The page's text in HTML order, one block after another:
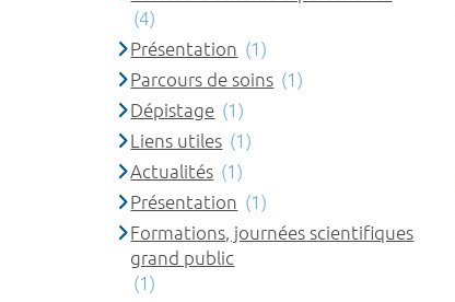
(4)
Présentation (1)
Parcours de soins (1)
Dépistage (1)
Liens utiles (1)
Actualités (1)
Présentation (1)
Formations, journées scientifiques
grand public
(1)